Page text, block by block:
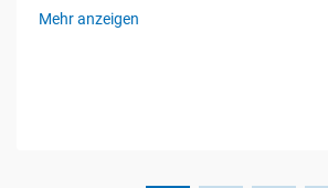
Qualität des Produkts zu beeinträchtigen....
Mehr anzeigen